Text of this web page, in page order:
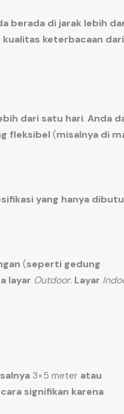
berada di jarak lebih
kualitas keterbacaan dari
dari satu hari. Anda
fleksibel (misalnya di
yang hanya
(seperti gedung
layar Outdoor. Layar
3×5 meter atau
signifikan karena